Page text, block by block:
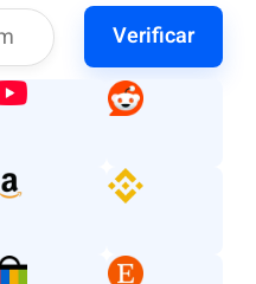
Verificar